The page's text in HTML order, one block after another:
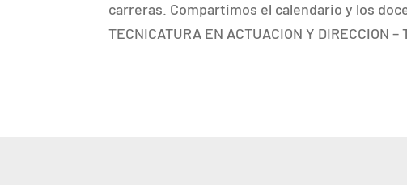
carreras. Compartimos el calendario y los
TECNICATURA EN ACTUACION Y DIRECCION –